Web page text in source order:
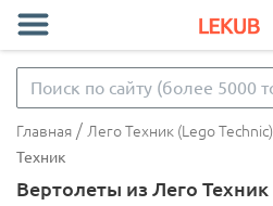
Главная / Лего Техник (Lego Technic)
Техник
Вертолеты из Лего Техник